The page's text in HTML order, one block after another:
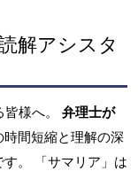
解アシスタ
様へ。 弁理士が
間短縮と理解の深
。 「サマリア」は